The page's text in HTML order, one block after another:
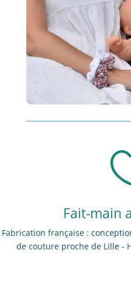
Fait-main
Fabrication française :
de couture proche de Lille -